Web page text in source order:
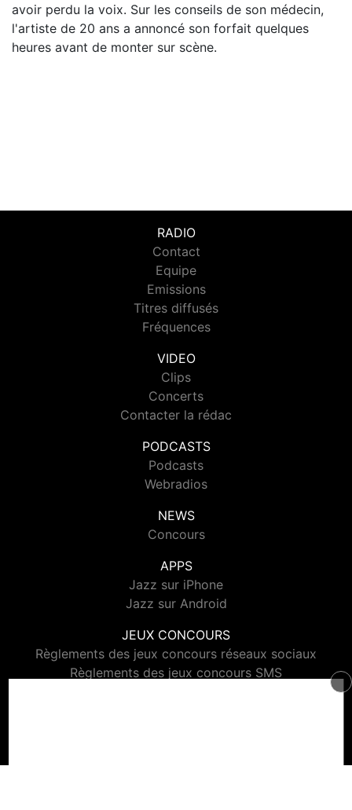
avoir perdu la voix. Sur les conseils de son médecin,
l'artiste de 20 ans a annoncé son forfait quelques
heures avant de monter sur scène.
RADIO
Contact
Equipe
Emissions
Titres diffusés
Fréquences
VIDEO
Clips
Concerts
Contacter la rédac
PODCASTS
Podcasts
Webradios
NEWS
Concours
APPS
Jazz sur iPhone
Jazz sur Android
JEUX CONCOURS
Règlements des jeux concours réseaux sociaux
Règlements des jeux concours SMS